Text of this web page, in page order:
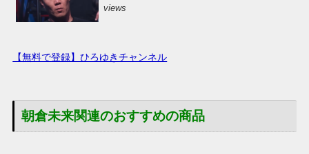
views
【無料で登録】ひろゆきチャンネル
朝倉未来関連のおすすめの商品